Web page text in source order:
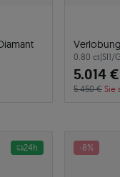
0.80 ct|SI1/G
5.014 €
5.450 € Sie
24h -8%